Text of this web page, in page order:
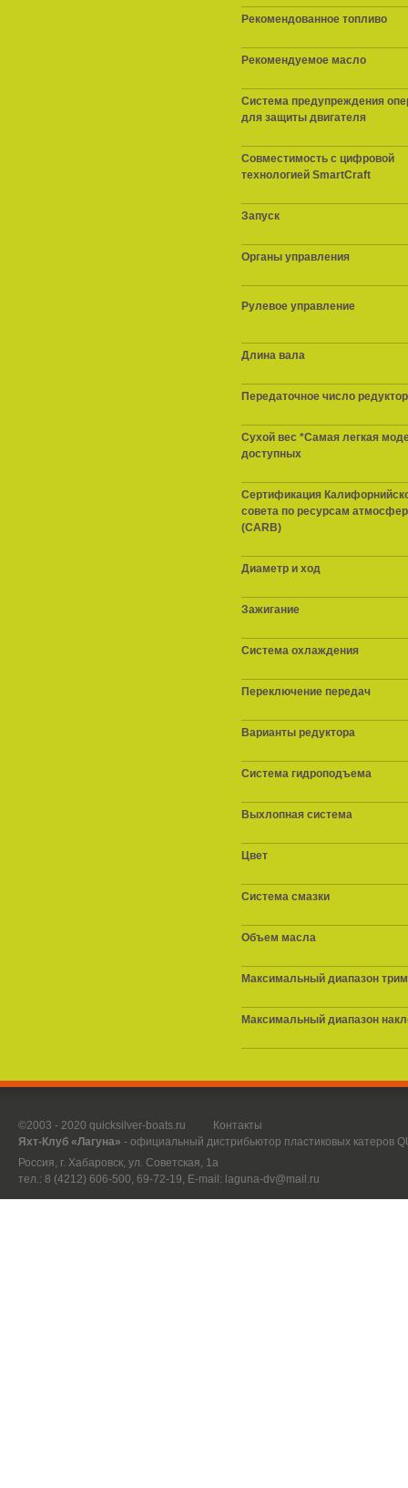
Рекомендованное топливо
Рекомендуемое масло
Система предупреждения
для защиты двигателя
Совместимость с цифровой
технологией SmartCraft
Запуск
Органы управления
Рулевое управление
Длина вала
Передаточное число
Сухой вес *Самая легкая
доступных
Сертификация
совета по ресурсам
(CARB)
Диаметр и ход
Зажигание
Система охлаждения
Переключение передач
Варианты редуктора
Система гидроподъема
Выхлопная система
Цвет
Система смазки
Объем масла
Максимальный диапазон
Максимальный диапазон
©2003 - 2020 quicksilver-boats.ru
Контакты
Яхт-Клуб «Лагуна» - официальный дистрибьютор пластиковых катеров
Россия, г. Хабаровск, ул. Советская, 1а
тел.: 8 (4212) 606-500, 69-72-19, E-mail: laguna-dv@mail.ru